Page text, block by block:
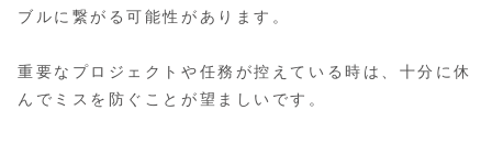
ブルに繋がる可能性があります。
重要なプロジェクトや任務が控えている時は、十分に休
んでミスを防ぐことが望ましいです。